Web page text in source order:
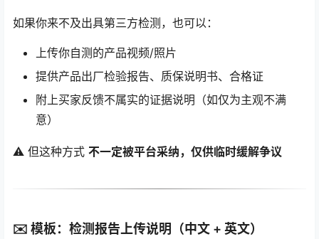
如果你来不及出具第三方检测，也可以：
上传你自测的产品视频/照片
提供产品出厂检验报告、质保说明书、合格证
附上买家反馈不属实的证据说明（如仅为主观不满
意）
⚠️ 但这种方式 不一定被平台采纳，仅供临时缓解争议
✉️ 模板：检测报告上传说明（中文 + 英文）